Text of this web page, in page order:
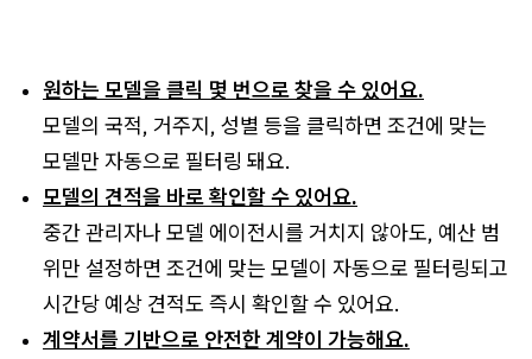
원하는 모델을 클릭 몇 번으로 찾을 수 있어요.
모델의 국적, 거주지, 성별 등을 클릭하면 조건에 맞는
모델만 자동으로 필터링 돼요.
모델의 견적을 바로 확인할 수 있어요.
중간 관리자나 모델 에이전시를 거치지 않아도, 예산 범
위만 설정하면 조건에 맞는 모델이 자동으로 필터링되고
시간당 예상 견적도 즉시 확인할 수 있어요.
계약서를 기반으로 안전한 계약이 가능해요.